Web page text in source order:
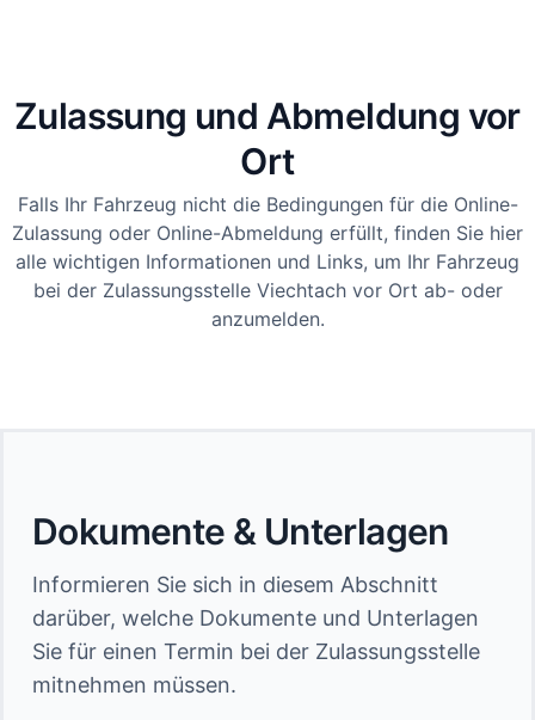
Zulassung und Abmeldung vor
Ort
Falls Ihr Fahrzeug nicht die Bedingungen für die Online-
Zulassung oder Online-Abmeldung erfüllt, finden Sie hier
alle wichtigen Informationen und Links, um Ihr Fahrzeug
bei der Zulassungsstelle Viechtach vor Ort ab- oder
anzumelden.
Dokumente & Unterlagen
Informieren Sie sich in diesem Abschnitt
darüber, welche Dokumente und Unterlagen
Sie für einen Termin bei der Zulassungsstelle
mitnehmen müssen.